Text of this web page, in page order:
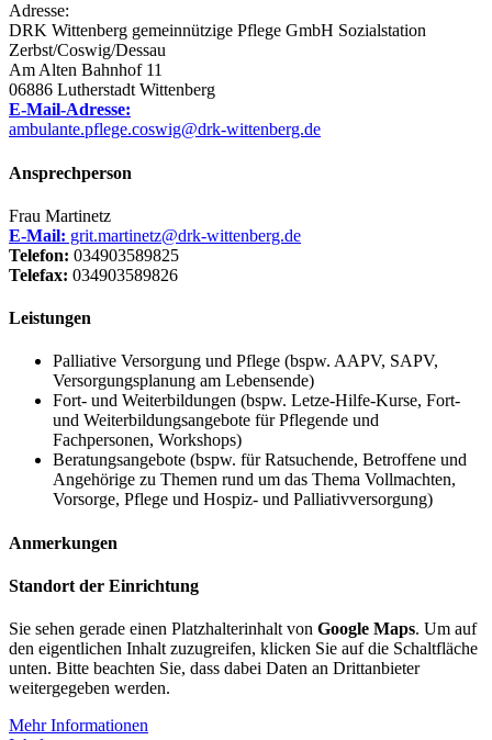
Adresse:
DRK Wittenberg gemeinnützige Pflege GmbH Sozialstation
Zerbst/Coswig/Dessau
Am Alten Bahnhof 11
06886 Lutherstadt Wittenberg
E-Mail-Adresse:
ambulante.pflege.coswig@drk-wittenberg.de
Ansprechperson
Frau Martinetz
E-Mail: grit.martinetz@drk-wittenberg.de
Telefon: 034903589825
Telefax: 034903589826
Leistungen
Palliative Versorgung und Pflege (bspw. AAPV, SAPV,
Versorgungsplanung am Lebensende)
Fort- und Weiterbildungen (bspw. Letze-Hilfe-Kurse, Fort-
und Weiterbildungsangebote für Pflegende und
Fachpersonen, Workshops)
Beratungsangebote (bspw. für Ratsuchende, Betroffene und
Angehörige zu Themen rund um das Thema Vollmachten,
Vorsorge, Pflege und Hospiz- und Palliativversorgung)
Anmerkungen
Standort der Einrichtung
Sie sehen gerade einen Platzhalterinhalt von Google Maps. Um auf
den eigentlichen Inhalt zuzugreifen, klicken Sie auf die Schaltfläche
unten. Bitte beachten Sie, dass dabei Daten an Drittanbieter
weitergegeben werden.
Mehr Informationen